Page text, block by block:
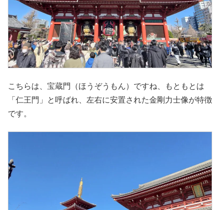
こちらは、宝蔵門（ほうぞうもん）ですね、もともとは
「仁王門」と呼ばれ、左右に安置された金剛力士像が特徴
です。